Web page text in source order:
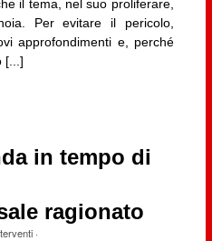
il tema, nel suo proliferare,
Per evitare il pericolo,
approfondimenti e, perché
[...]
in tempo di
ragionato
·